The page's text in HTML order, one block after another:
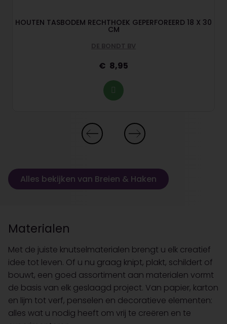
HOUTEN TASBODEM RECHTHOEK GEPERFOREERD 18 X 30
CM
DE BONDT BV
8,95
Alles bekijken van Breien & Haken
Materialen
Met de juiste knutselmaterialen brengt u elk creatief
idee tot leven. Of u nu graag knipt, plakt, schildert of
bouwt, een goed assortiment aan materialen vormt
de basis van elk geslaagd project. Van papier, karton
en lijm tot verf, penselen en decoratieve elementen:
alles wat u nodig heeft om vrij te creëren en te